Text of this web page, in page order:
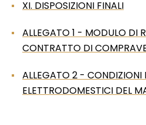
XI. DISPOSIZIONI FINALI
ALLEGATO 1 - MODULO DI
CONTRATTO DI
ALLEGATO 2 - CONDIZIONI
ELETTRODOMESTICI DEL